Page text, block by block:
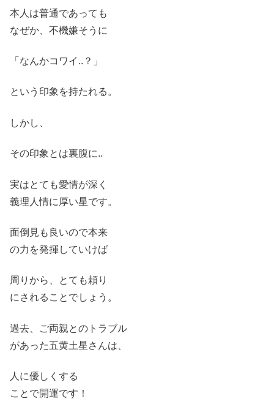
本人は普通であっても
なぜか、不機嫌そうに
「なんかコワイ..？」
という印象を持たれる。
しかし、
その印象とは裏腹に..
実はとても愛情が深く
義理人情に厚い星です。
面倒見も良いので本来
の力を発揮していけば
周りから、とても頼り
にされることでしょう。
過去、ご両親とのトラブル
があった五黄土星さんは、
人に優しくする
ことで開運です！